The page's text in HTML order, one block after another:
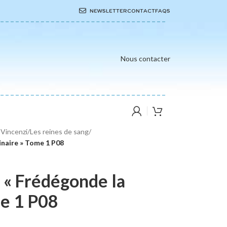
NEWSLETTERCONTACTFAQS
Nous contacter
/Les reines de sang/
» Tome 1 P08
Frédégonde la
1 P08